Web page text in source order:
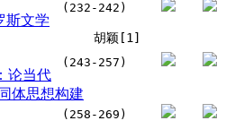
(232-242)
斯文学
胡颖[1]
(243-257)
论当代
体思想构建
(258-269)